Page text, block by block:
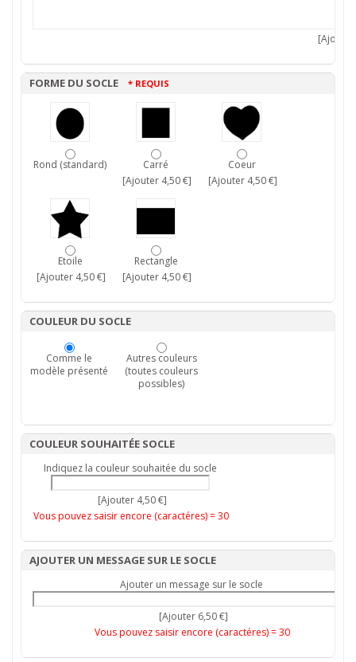
FORME DU SOCLE * REQUIS
Rond (standard)
Carré
[Ajouter 4,50 €]
Coeur
[Ajouter 4,50 €]
Etoile
[Ajouter 4,50 €]
Rectangle
[Ajouter 4,50 €]
COULEUR DU SOCLE
Comme le
modèle présenté
Autres couleurs
(toutes couleurs
possibles)
COULEUR SOUHAITÉE SOCLE
Indiquez la couleur souhaitée du socle
[Ajouter 4,50 €]
Vous pouvez saisir encore (caractéres) =30
AJOUTER UN MESSAGE SUR LE SOCLE
Ajouter un message sur le socle
[Ajouter 6,50 €]
Vous pouvez saisir encore (caractéres) =30